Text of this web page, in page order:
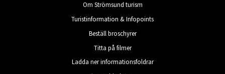
Om Strömsund turism
Turistinformation & Infopoints
Beställ broschyrer
Titta på filmer
Ladda ner informationsfoldrar